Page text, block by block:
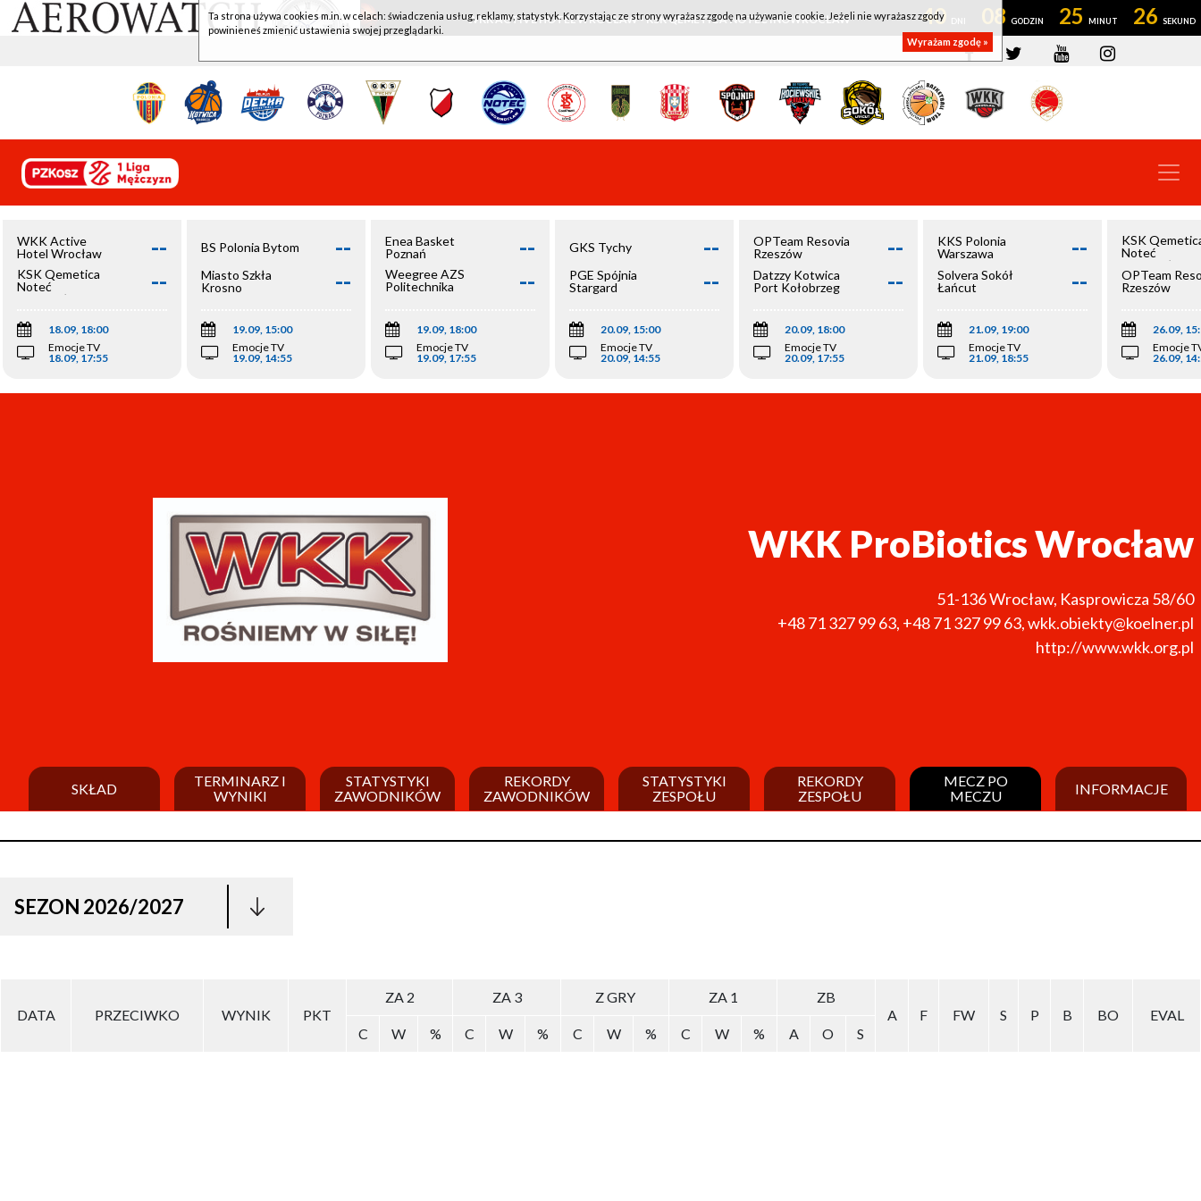
WKK ACTIVE HOTEL WROCŁAW - KSK QEMETICA NOTEĆ INOWROCŁAW 40 08 25 25
WKK Active
Hotel Wrocław
--
KSK Qemetica
Noteć
Inowrocław
--
18.09, 18:00
Emocje TV
18.09, 17:55
BS Polonia Bytom --
Miasto Szkła
Krosno
--
19.09, 15:00
Emocje TV
19.09, 14:55
Enea Basket
Poznań
--
Weegree AZS
Politechnika
--
19.09, 18:00
Emocje TV
19.09, 17:55
GKS Tychy --
PGE Spójnia
Stargard
--
20.09, 15:00
Emocje TV
20.09, 14:55
OPTeam Resovia
Rzeszów
--
Datzzy Kotwica
Port Kołobrzeg
--
20.09, 18:00
Emocje TV
20.09, 17:55
KKS Polonia
Warszawa
--
Solvera Sokół
Łańcut
--
21.09, 19:00
Emocje TV
21.09, 18:55
KSK
Noteć
Inowrocław
OPTeam
Rzeszów
26.09,
Emocje
26.09,
WKK ProBiotics Wrocław
51-136Wrocław, Kasprowicza 58/60
+48 71 327 99 63, +48 71 327 99 63,wkk.obiekty@koelner.pl
http://www.wkk.org.pl
SKŁAD
TERMINARZ I
WYNIKI
STATYSTYKI
ZAWODNIKÓW
REKORDY
ZAWODNIKÓW
STATYSTYKI
ZESPOŁU
REKORDY
ZESPOŁU
MECZ PO
MECZU
INFORMACJE
SEZON 2026/2027
DATA PRZECIWKO WYNIK PKT
ZA 2 ZA 3 Z GRY ZA 1
ZB
A
F FW S P B BO
EVAL
C
W % C W % C W % C W % A O S
Ta strona używa cookies m.in. w celach: świadczenia usług, reklamy, statystyk. Korzystając ze strony wyrażasz zgodę na używanie cookie. Jeżeli nie wyrażasz zgody
powinieneś zmienić ustawienia swojej przeglądarki.
Wyrażam zgodę »